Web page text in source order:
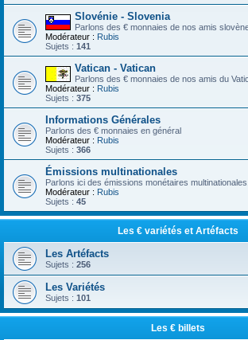
Slovénie - Slovenia
Parlons des € monnaies de nos amis
Modérateur : Rubis
Sujets : 141
Vatican - Vatican
Parlons des € monnaies de nos amis du
Modérateur : Rubis
Sujets : 375
Informations Générales
Parlons des € monnaies en général
Modérateur : Rubis
Sujets : 366
Émissions multinationales
Parlons ici des émissions monétaires multinationales.
Modérateur : Rubis
Sujets : 45
Les € variétés et Artéfacts
Les Artéfacts
Sujets : 256
Les Variétés
Sujets : 101
Les € billets